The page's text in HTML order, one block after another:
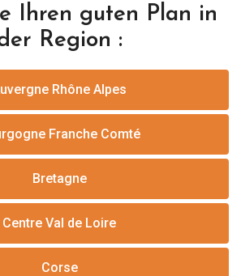
Ihren guten Plan in
Region :
Rhône Alpes
Franche Comté
Bretagne
Centre Val de Loire
Corse